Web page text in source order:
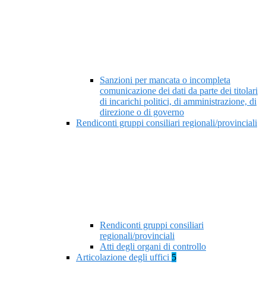
Sanzioni per mancata o incompleta
comunicazione dei dati da parte dei titolari
di incarichi politici, di amministrazione, di
direzione o di governo
Rendiconti gruppi consiliari regionali/provinciali
Rendiconti gruppi consiliari
regionali/provinciali
Atti degli organi di controllo
Articolazione degli uffici 5